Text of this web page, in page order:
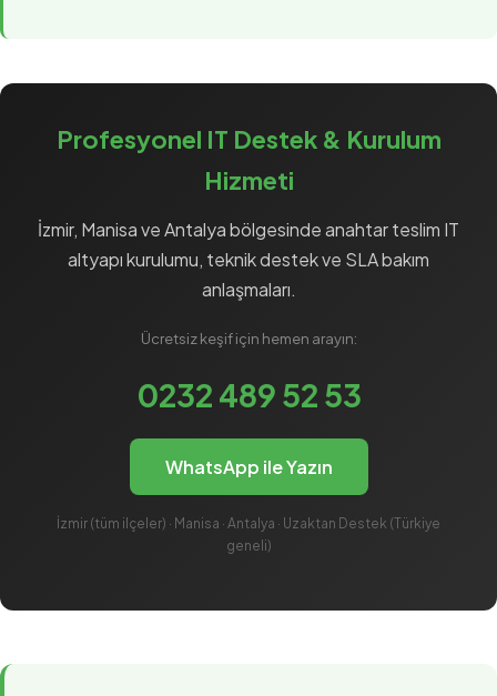
Profesyonel IT Destek & Kurulum
Hizmeti
İzmir, Manisa ve Antalya bölgesinde anahtar teslim IT
altyapıkurulumu, teknik destek ve SLAbakım
anlaşmaları.
Ücretsiz keşif için hemen arayın:
0232 489 52 53
WhatsApp ile Yazın
İzmir (tüm ilçeler) · Manisa · Antalya · Uzaktan Destek (Türkiye
geneli)